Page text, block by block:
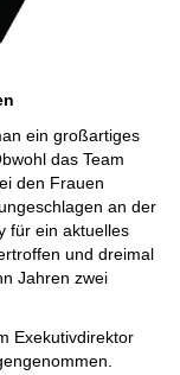
ein großartiges
das Team
den Frauen
an der
für ein aktuelles
und dreimal
Jahren zwei
Exekutivdirektor